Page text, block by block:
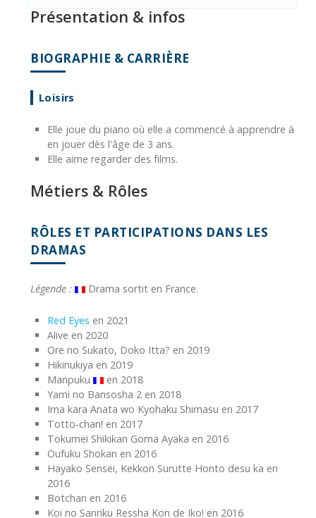
Présentation & infos
BIOGRAPHIE & CARRIÈRE
Loisirs
Elle joue du piano où elle a commencé à apprendre à
en jouer dès l'âge de 3 ans.
Elle aime regarder des films.
Métiers & Rôles
RÔLES ET PARTICIPATIONS DANS LES
DRAMAS
Légende : Drama sortit en France.
Red Eyes en 2021
Alive en 2020
Ore no Sukato, Doko Itta? en 2019
Hikinukiya en 2019
Manpuku
en 2018
Yami no Bansosha 2 en 2018
Ima kara Anata wo Kyohaku Shimasu en 2017
Totto-chan! en 2017
Tokumei Shikikan Goma Ayaka en 2016
Oufuku Shokan en 2016
Hayako Sensei, Kekkon Surutte Honto desu ka en
2016
Botchan en 2016
Koi no Sanriku Ressha Kon de Iko! en 2016